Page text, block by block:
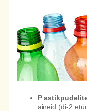
aineid (di-2